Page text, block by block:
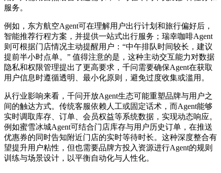
服务。
例如，东方航空Agent可在理解用户出行计划和旅行偏好后，
智能推荐行程方案，并提供一站式出行服务；瑞幸咖啡Agent
则可根据门店情况主动提醒用户：“中午排队时间较长，建议
提前半小时点单。” 值得注意的是，这种主动交互能力对数据
隐私和权限管理提出了更高要求，千问需要确保Agent在获取
用户信息时遵循透明、最小化原则，避免过度收集或滥用。
从行业影响来看，千问开放Agent生态可能重塑品牌与用户之
间的触达方式。传统客服依赖人工或固定话术，而Agent能够
实时调取库存、订单、会员权益等系统数据，实现动态响应。
例如蜜雪冰城Agent可结合门店库存与用户历史订单，在推送
优惠券的同时告知附近门店的实时等待时长。这种深度整合有
望提升用户粘性，但也需要品牌方投入资源进行Agent的规则
训练与场景设计，以平衡自动化与人性化。